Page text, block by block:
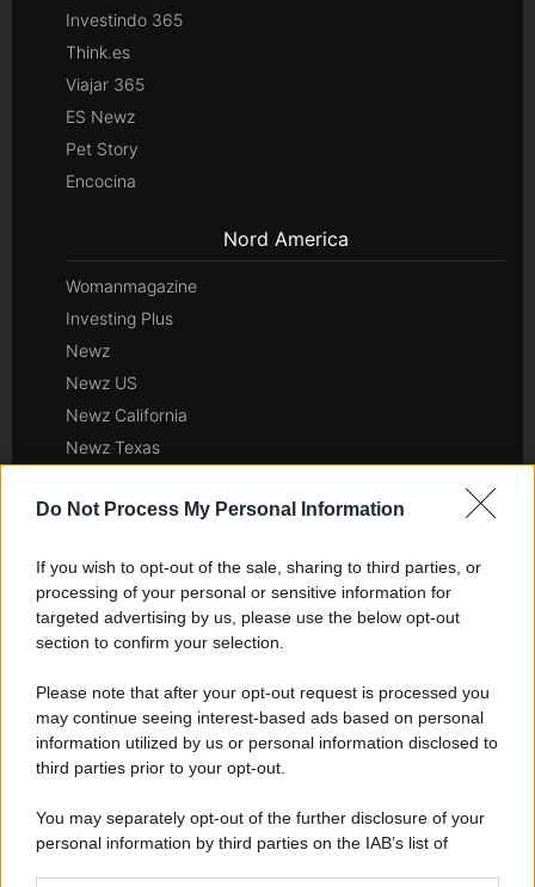
Do Not Process My Personal Information
If you wish to opt-out of the sale, sharing to third parties, or
processing of your personal or sensitive information for
targeted advertising by us, please use the below opt-out
section to confirm your selection.
Please note that after your opt-out request is processed you
may continue seeing interest-based ads based on personal
information utilized by us or personal information disclosed to
third parties prior to your opt-out.
You may separately opt-out of the further disclosure of your
personal information by third parties on the IAB’s list of
Investindo 365
Think.es
Viajar 365
ES Newz
Pet Story
Encocina
Nord America
Womanmagazine
Investing Plus
Newz
Newz US
Newz California
Newz Texas
Newz New York
Newz Illinois
Newz Ohio
Gameland
Scoop Mag
Lgbtqia News
Motors Magazine 365
Home Magazine 365